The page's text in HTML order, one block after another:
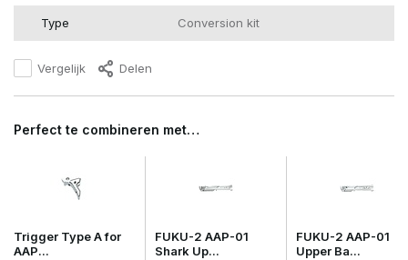
Type Conversion kit
Vergelijk Delen
Perfect te combineren met…
Trigger Type A for
AAP...
FUKU-2 AAP-01
Shark Up...
FUKU-2 AAP-01
Upper Ba...